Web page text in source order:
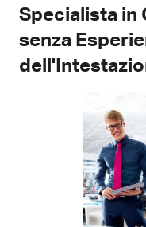
Specialista in
senza